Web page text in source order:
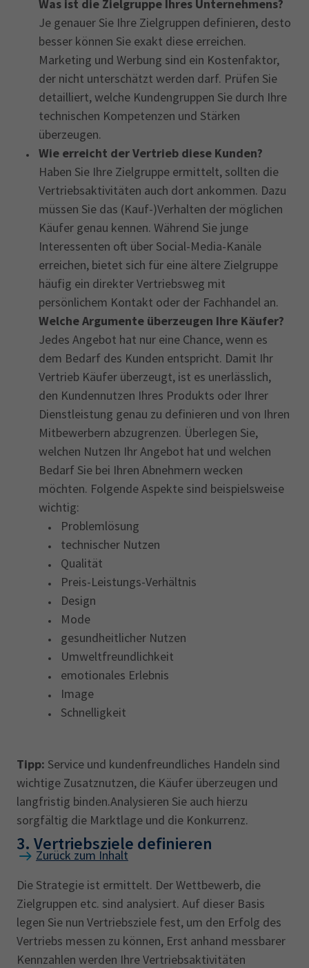
Was ist die Zielgruppe Ihres Unternehmens?
Je genauer Sie Ihre Zielgruppen definieren, desto
besser können Sie exakt diese erreichen.
Marketing und Werbung sind ein Kostenfaktor,
der nicht unterschätzt werden darf. Prüfen Sie
detailliert, welche Kundengruppen Sie durch Ihre
technischen Kompetenzen und Stärken
überzeugen.
Wie erreicht der Vertrieb diese Kunden?
Haben Sie Ihre Zielgruppe ermittelt, sollten die
Vertriebsaktivitäten auch dort ankommen. Dazu
müssen Sie das (Kauf-)Verhalten der möglichen
Käufer genau kennen. Während Sie junge
Interessenten oft über Social-Media-Kanäle
erreichen, bietet sich für eine ältere Zielgruppe
häufig ein direkter Vertriebsweg mit
persönlichem Kontakt oder der Fachhandel an.
Welche Argumente überzeugen Ihre Käufer?
Jedes Angebot hat nur eine Chance, wenn es
dem Bedarf des Kunden entspricht. Damit Ihr
Vertrieb Käufer überzeugt, ist es unerlässlich,
den Kundennutzen Ihres Produkts oder Ihrer
Dienstleistung genau zu definieren und von Ihren
Mitbewerbern abzugrenzen. Überlegen Sie,
welchen Nutzen Ihr Angebot hat und welchen
Bedarf Sie bei Ihren Abnehmern wecken
möchten. Folgende Aspekte sind beispielsweise
wichtig:
Problemlösung
technischer Nutzen
Qualität
Preis-Leistungs-Verhältnis
Design
Mode
gesundheitlicher Nutzen
Umweltfreundlichkeit
emotionales Erlebnis
Image
Schnelligkeit
Tipp: Service und kundenfreundliches Handeln sind
wichtige Zusatznutzen, die Käufer überzeugen und
langfristig binden.Analysieren Sie auch hierzu
sorgfältig die Marktlage und die Konkurrenz.
Zurück zum Inhalt
3. Vertriebsziele definieren
Die Strategie ist ermittelt. Der Wettbewerb, die
Zielgruppen etc. sind analysiert. Auf dieser Basis
legen Sie nun Vertriebsziele fest, um den Erfolg des
Vertriebs messen zu können, Erst anhand messbarer
Kennzahlen werden Ihre Vertriebsaktivitäten